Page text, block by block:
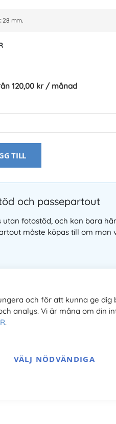
och för att kunna ge dig
analys. Vi är måna om din
.
VÄLJ NÖDVÄNDIGA
28 mm.
120,00 kr/ månad
TILL
och passepartout
fotostöd, och kan bara
måste köpas till om man